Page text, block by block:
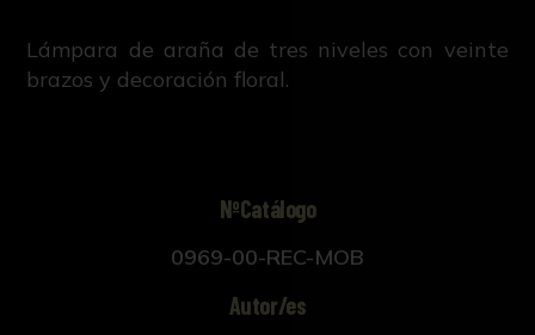
Lámpara de araña de tres niveles con veinte
brazos y decoración floral.
NºCatálogo
0969-00-REC-MOB
Autor/es